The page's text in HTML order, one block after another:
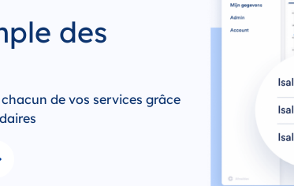
des
de vos services grâce